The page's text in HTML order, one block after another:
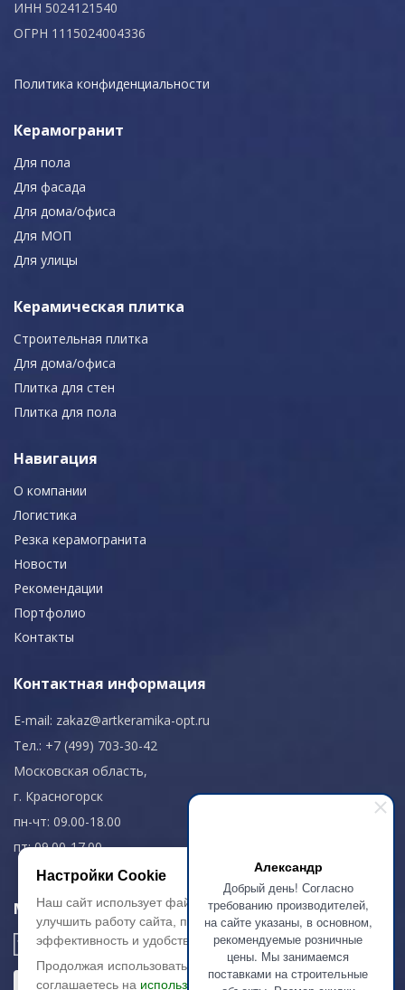
Александр
Добрый день! Согласно
требованию производителей,
на сайте указаны, в основном,
рекомендуемые розничные
цены. Мы занимаемся
поставками на строительные
ИНН 5024121540
ОГРН 1115024004336
Политика конфиденциальности
Керамогранит
Для пола
Для фасада
Для дома/офиса
Для МОП
Для улицы
Керамическая плитка
Строительная плитка
Для дома/офиса
Плитка для стен
Плитка для пола
Навигация
О компании
Логистика
Резка керамогранита
Новости
Рекомендации
Портфолио
Контакты
Контактная информация
E-mail: zakaz@artkeramika-opt.ru
Тел.: +7 (499) 703-30-42
Московская область,
г. Красногорск
пн-чт: 09.00-18.00
пт: 09.00-17.00
Мы в соц. сетях
Настройки Cookie
Наш сайт использует файлы cookie, чтобы
улучшить работу сайта, повысить его
эффективность и удобство.
Продолжая использовать сайт, вы
соглашаетесь на использование файлов